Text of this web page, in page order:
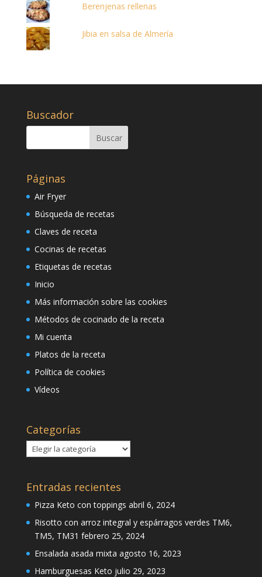
Berenjenas rellenas
Jibia en salsa de Almería
Buscador
Páginas
Air Fryer
Búsqueda de recetas
Claves de receta
Cocinas de recetas
Etiquetas de recetas
Inicio
Más información sobre las cookies
Métodos de cocinado de la receta
Mi cuenta
Platos de la receta
Política de cookies
Vídeos
Categorías
Categorías
Entradas recientes
Pizza Keto con toppings abril 6, 2024
Risotto con arroz integral y espárragos verdes TM6,
TM5, TM31 febrero 25, 2024
Ensalada asada mixta agosto 16, 2023
Hamburguesas Keto julio 29, 2023